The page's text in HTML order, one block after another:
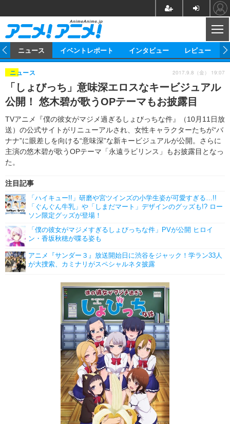
ニュース
アニメ 映画/ドラマ
マンガ ノベル
音楽 声優
ゲーム グッズ
イベントレポート
アニメ 映画
ライブ 舞台
インタビュー
スタッフ 声優
レビュー
ゲーム 座談会
アニメ！アニメ！TV ABEMA Cafe
連載・コラム
ニュース イベントレポート インタビュー レビュー
「しょびっち」意味深エロスなキービジュアル
公開！ 悠木碧が歌うOPテーマもお披露目
TVアニメ『僕の彼女がマジメ過ぎるしょびっちな件』（10月11日放
送）の公式サイトがリニューアルされ、女性キャラクターたちが“バ
ナナ”に眼差しを向ける“意味深”な新キービジュアルが公開。さらに
主演の悠木碧が歌うOPテーマ「永遠ラビリンス」もお披露目となっ
た。
ニュース
注目記事
「ハイキュー!!」研磨や宮ツインズの小学生姿が可愛すぎる…!!
「ぐんぐん牛乳」や「しまだマート」デザインのグッズも!? ロー
ソン限定グッズが登場！
「僕の彼女がマジメすぎるしょびっちな件」PVが公開 ヒロイ
ン・香坂秋穂が喋る姿も
アニメ『サンダー３』放送開始日に渋谷をジャック！学ラン33人
が大捜索、カミナリがスペシャルネタ披露
2017.9.8（金） 19:07